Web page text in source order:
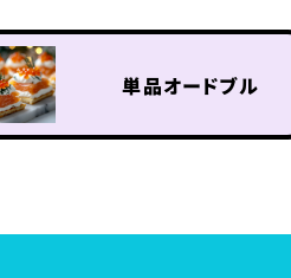
単品オードブル
単品オプション